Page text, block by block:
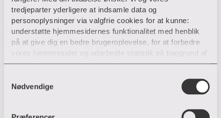
tredjeparter yderligere at indsamle data og
personoplysninger via valgfrie cookies for at kunne:
understøtte hjemmesidernes funktionalitet med henblik
på at give dig en bedre brugeroplevelse, for at forbedre
vores hjemmesider og udarbejde statistik på baggrund af
analyser samt for at målrette markedsføring via andre
Du kan til enhver tid til- og fravælge cookies eller trække
Nødvendige
Artikel
Procesledelse i komplekse
samarbejder kræver forskellige
tilgange og greb
Lær at vælge den rette tilgang i procesledelse. Få